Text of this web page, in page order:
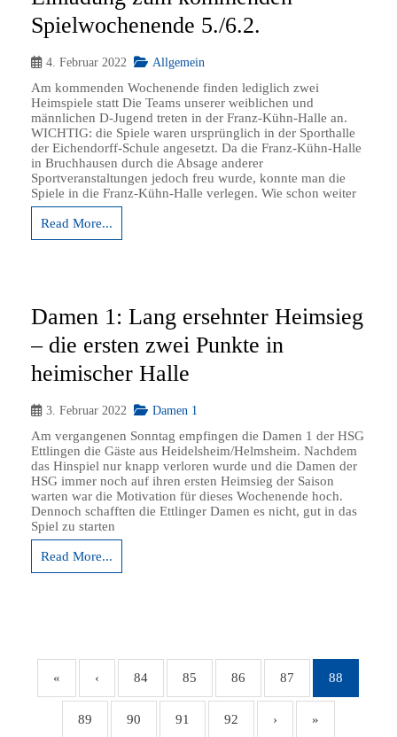
Spielwochenende 5./6.2.
4. Februar 2022
Allgemein
Am kommenden Wochenende finden lediglich zwei
Heimspiele statt Die Teams unserer weiblichen und
männlichen D-Jugend treten in der Franz-Kühn-Halle an.
WICHTIG: die Spiele waren ursprünglich in der Sporthalle
der Eichendorff-Schule angesetzt. Da die Franz-Kühn-Halle
in Bruchhausen durch die Absage anderer
Sportveranstaltungen jedoch freu wurde, konnte man die
Spiele in die Franz-Kühn-Halle verlegen. Wie schon weiter
Read More...
Damen 1: Lang ersehnter Heimsieg
– die ersten zwei Punkte in
heimischer Halle
3. Februar 2022
Damen 1
Am vergangenen Sonntag empfingen die Damen 1 der HSG
Ettlingen die Gäste aus Heidelsheim/Helmsheim. Nachdem
das Hinspiel nur knapp verloren wurde und die Damen der
HSG immer noch auf ihren ersten Heimsieg der Saison
warten war die Motivation für dieses Wochenende hoch.
Dennoch schafften die Ettlinger Damen es nicht, gut in das
Spiel zu starten
Read More...
« ‹ 84 85 86 87 88
89 90 91 92 › »